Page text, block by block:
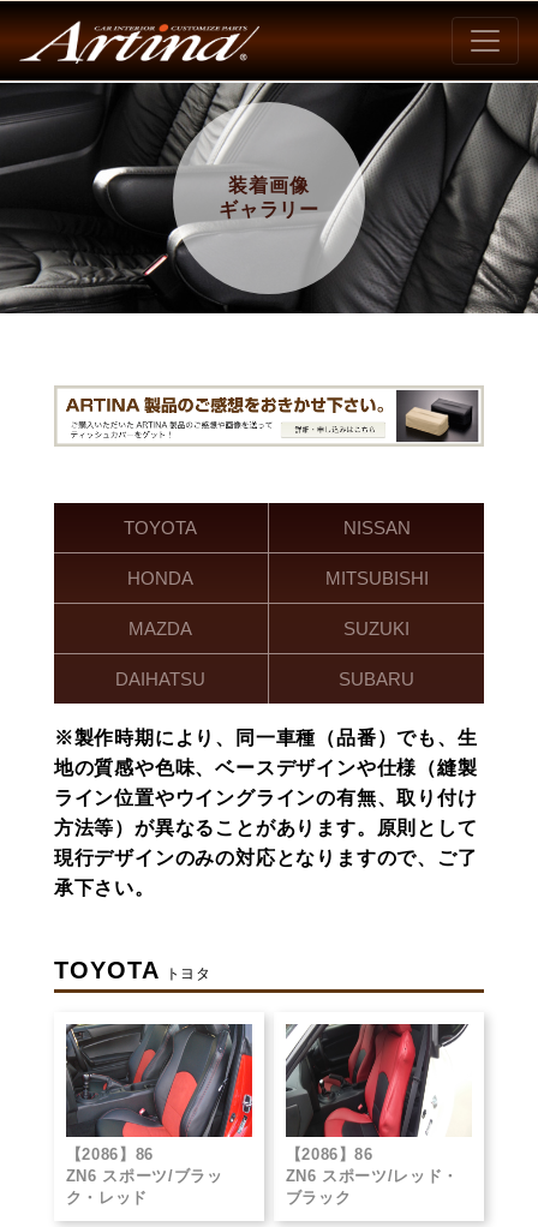
装着画像
ギャラリー
TOYOTA NISSAN
HONDA MITSUBISHI
MAZDA SUZUKI
DAIHATSU SUBARU
※製作時期により、同一車種（品番）でも、生
地の質感や色味、ベースデザインや仕様（縫製
ライン位置やウイングラインの有無、取り付け
方法等）が異なることがあります。原則として
現行デザインのみの対応となりますので、ご了
承下さい。
TOYOTA トヨタ
【2086】86
ZN6 スポーツ/ブラッ
ク・レッド
【2086】86
ZN6 スポーツ/レッド・
ブラック